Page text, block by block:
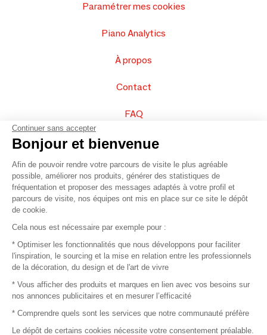
Paramétrer mes cookies
Piano Analytics
À propos
Contact
FAQ
Vendez vos produits
Plan du site
© 2016 –Organisation SAFI
Recrutement
Mentions légales
Continuer sans accepter
Bonjour et bienvenue
Afin de pouvoir rendre votre parcours de visite le plus agréable
possible, améliorer nos produits, générer des statistiques de
fréquentation et proposer des messages adaptés à votre profil et
parcours de visite, nos équipes ont mis en place sur ce site le dépôt
de cookie.
Cela nous est nécessaire par exemple pour :
* Optimiser les fonctionnalités que nous développons pour faciliter
l'inspiration, le sourcing et la mise en relation entre les professionnels
de la décoration, du design et de l'art de vivre
* Vous afficher des produits et marques en lien avec vos besoins sur
nos annonces publicitaires et en mesurer l’efficacité
* Comprendre quels sont les services que notre communauté préfère
Le dépôt de certains cookies nécessite votre consentement préalable.